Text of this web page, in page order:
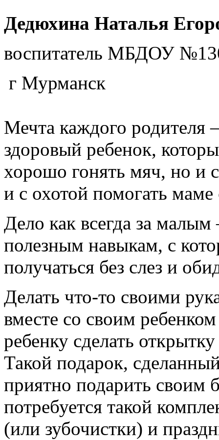
Дедюхина Наталья
воспитатель МБДОУ
г Мурманск
Мечта каждого
здоровый ребенок,
хорошо гонять мяч, но и
и с охотой помогать
Дело как всегда за
полезным навыкам, с
получаться без слез и
Делать что-то своими
вместе со своим
ребенку сделать
Такой подарок,
приятно подарить своим
потребуется такой
(или зубочистки) и